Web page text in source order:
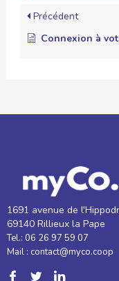
Précédent
Connexion à
1691 avenue de
69140 Rillieux la Pape
Tel.: 06 26 97 59 07
Mail : contact@myco.coop